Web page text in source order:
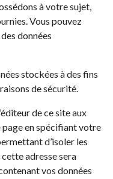
à votre sujet,
Vous pouvez
données
stockées à des fins
de sécurité.
de ce site aux
page en spécifiant votre
d’isoler les
adresse sera
vos données